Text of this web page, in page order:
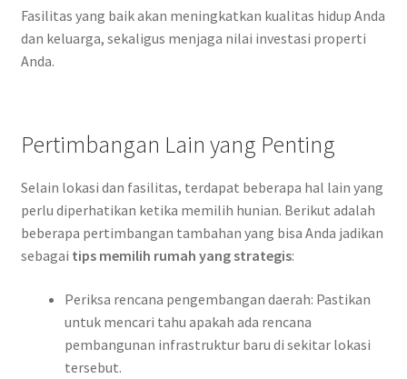
Fasilitas yang baik akan meningkatkan kualitas hidup Anda
dan keluarga, sekaligus menjaga nilai investasi properti
Anda.
Pertimbangan Lain yang Penting
Selain lokasi dan fasilitas, terdapat beberapa hal lain yang
perlu diperhatikan ketika memilih hunian. Berikut adalah
beberapa pertimbangan tambahan yang bisa Anda jadikan
sebagai tips memilih rumah yang strategis:
Periksa rencana pengembangan daerah: Pastikan
untuk mencari tahu apakah ada rencana
pembangunan infrastruktur baru di sekitar lokasi
tersebut.